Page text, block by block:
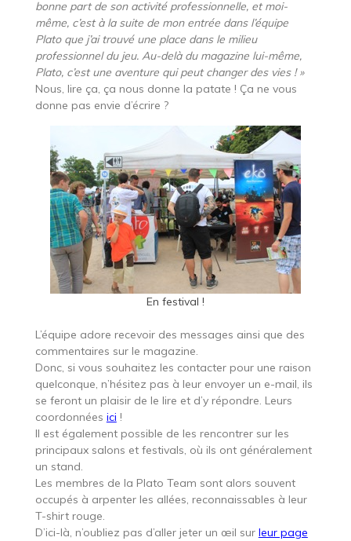
bonne part de son activité professionnelle, et moi-
même, c’est à la suite de mon entrée dans l’équipe
Plato que j’ai trouvé une place dans le milieu
professionnel du jeu. Au-delà du magazine lui-même,
Plato, c’est une aventure qui peut changer des vies ! »
Nous, lire ça, ça nous donne la patate ! Ça ne vous
donne pas envie d’écrire ?
En festival !
L’équipe adore recevoir des messages ainsi que des
commentaires sur le magazine.
Donc, si vous souhaitez les contacter pour une raison
quelconque, n’hésitez pas à leur envoyer un e-mail, ils
se feront un plaisir de le lire et d’y répondre. Leurs
coordonnées ici !
Il est également possible de les rencontrer sur les
principaux salons et festivals, où ils ont généralement
un stand.
Les membres de la Plato Team sont alors souvent
occupés à arpenter les allées, reconnaissables à leur
T-shirt rouge.
D’ici-là, n’oubliez pas d’aller jeter un œil sur leur page